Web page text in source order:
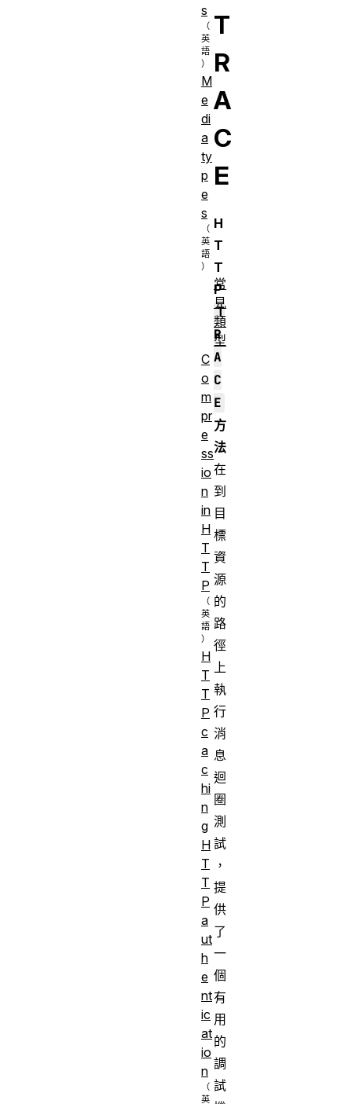
T
R
A
C
E
H
T
T
P
T
R
A
C
E
方
法
在
到
目
標
資
源
的
路
徑
上
執
行
消
息
迴
圈
測
試
，
提
供
了
一
個
有
用
的
調
試
s
M
e
di
a
ty
p
e
s
常
見
類
型
C
o
m
pr
e
ss
io
n
in
H
T
T
P
H
T
T
P
c
a
c
hi
n
g
H
T
T
P
a
ut
h
e
nt
ic
at
io
n